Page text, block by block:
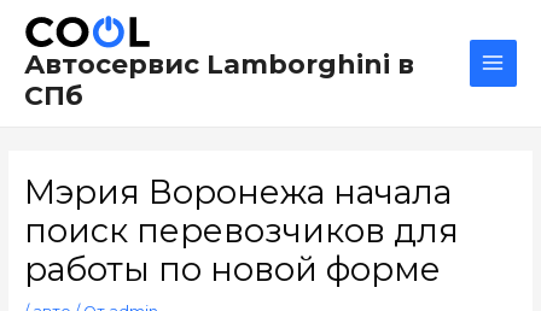
содержимому
Автосервис Lamborghini в
СПб
Мэрия Воронежа начала
поиск перевозчиков для
работы по новой форме
по
записям